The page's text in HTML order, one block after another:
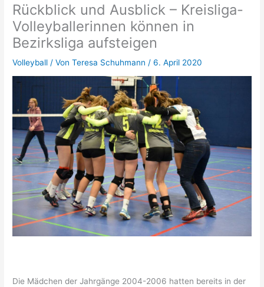
Rückblick und Ausblick – Kreisliga-
Volleyballerinnen können in
Bezirksliga aufsteigen
Volleyball / VonTeresa Schuhmann /6. April 2020
Die Mädchen der Jahrgänge 2004-2006 hatten bereits in der